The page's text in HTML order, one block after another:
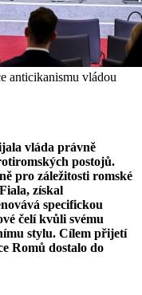
anticikanismu vládou
vláda právně
postojů.
pro záležitosti romské
získal
specifickou
čelí kvůli svému
stylu. Cílem přijetí
Romů dostalo do